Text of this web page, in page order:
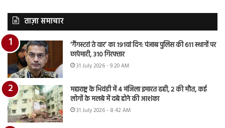
ताज़ा समाचार
‘गैंगस्टरां ते वार’ का 191वां दिन: पंजाब पुलिस की 611 स्थानों पर
छापेमारी, 310 गिरफ्तार
31 July 2026 - 9:20 AM
महाराष्ट्र के भिवंडी में 4 मंजिला इमारत ढही, 2 की मौत, कई
लोगों के मलबे में दबे होने की आशंका
31 July 2026 - 8:42 AM